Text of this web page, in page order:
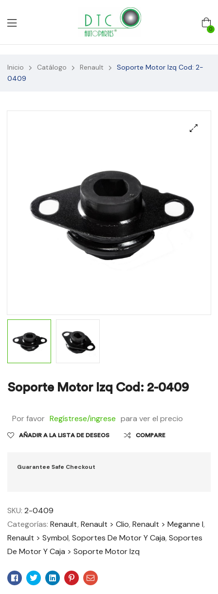
0
Inicio Catálogo Renault
Soporte Motor Izq Cod: 2-
0409
Soporte Motor Izq Cod: 2-0409
Por favor Regístrese/ingrese para ver el precio
AÑADIR A LA LISTA DE DESEOS COMPARE
Guarantee Safe Checkout
SKU: 2-0409
Categorías: Renault, Renault > Clio, Renault > Meganne I,
Renault > Symbol, Soportes De Motor Y Caja, Soportes
De Motor Y Caja > Soporte Motor Izq
Facebook
TwitterLinkedinPinterest
Email